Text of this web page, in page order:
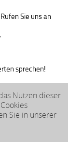
Sie uns an
sprechen!
Nutzen dieser
Sie in unserer